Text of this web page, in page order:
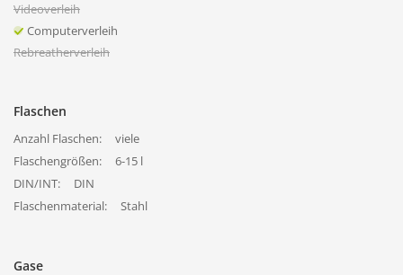
Videoverleih
Computerverleih
Rebreatherverleih
Flaschen
Anzahl Flaschen:
viele
Flaschengrößen:
6-15 l
DIN/INT:
DIN
Flaschenmaterial:
Stahl
Gase